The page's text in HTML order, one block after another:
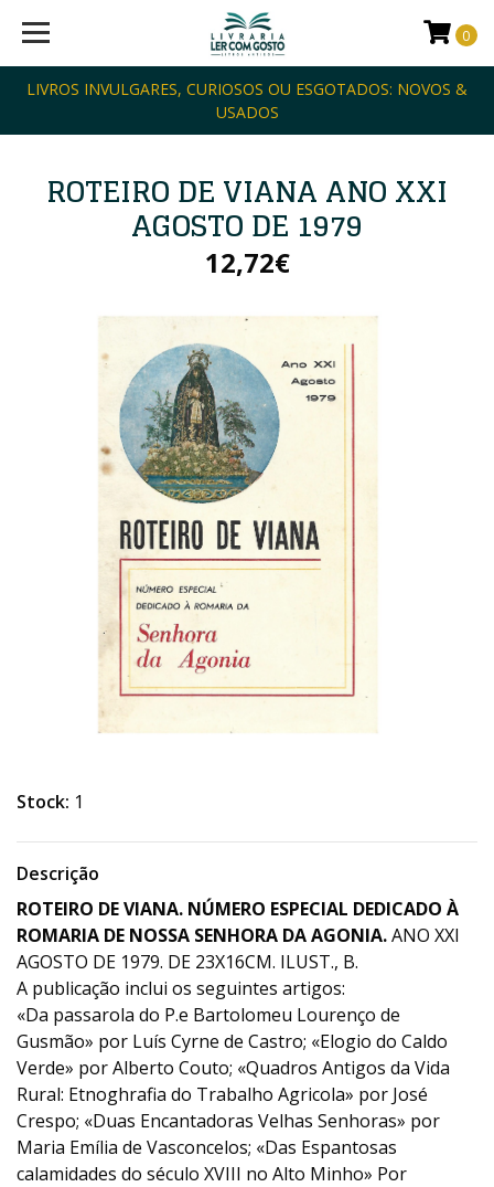
LIVROS INVULGARES, CURIOSOS OU ESGOTADOS: NOVOS &
USADOS
0
ROTEIRO DE VIANA ANO XXI
AGOSTO DE 1979
12,72€
Stock: 1
Descrição
ROTEIRO DE VIANA. NÚMERO ESPECIAL DEDICADO À
ROMARIA DE NOSSA SENHORA DA AGONIA.ANO XXI
AGOSTO DE 1979. DE 23X16CM. ILUST., B.
A publicação inclui os seguintes artigos:
«Da passarola do P.e Bartolomeu Lourenço de
Gusmão» por Luís Cyrne de Castro; «Elogio do Caldo
Verde» por Alberto Couto; «Quadros Antigos da Vida
Rural: Etnoghrafia do Trabalho Agricola» por José
Crespo; «Duas Encantadoras Velhas Senhoras» por
Maria Emília de Vasconcelos; «Das Espantosas
calamidades do século XVIII no Alto Minho» Por